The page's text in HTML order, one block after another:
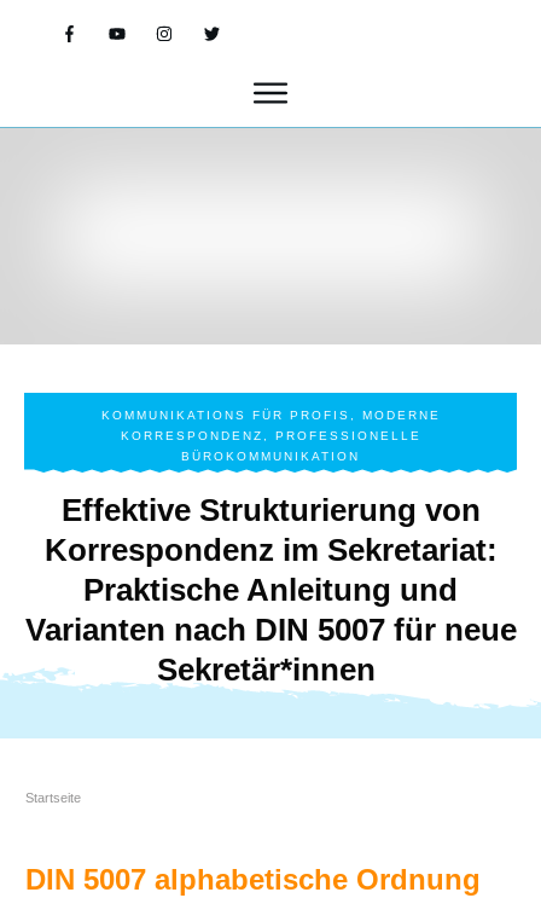
KOMMUNIKATIONS FÜR PROFIS
MODERNE
KORRESPONDENZ
PROFESSIONELLE
BÜROKOMMUNIKATION
Effektive Strukturierung von
Korrespondenz im Sekretariat:
Praktische Anleitung und
Varianten nach DIN 5007 für neue
Sekretär*innen
Startseite
DIN 5007 alphabetische Ordnung